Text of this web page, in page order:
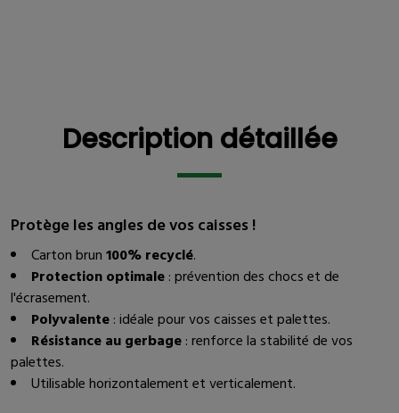
Description détaillée
Protège les angles de vos caisses !
Carton brun100% recyclé.
Protection optimale: prévention des chocs et de
l'écrasement.
Polyvalente: idéale pour vos caisses et palettes.
Résistance au gerbage: renforce la stabilité de vos
palettes.
Utilisable horizontalement et verticalement.